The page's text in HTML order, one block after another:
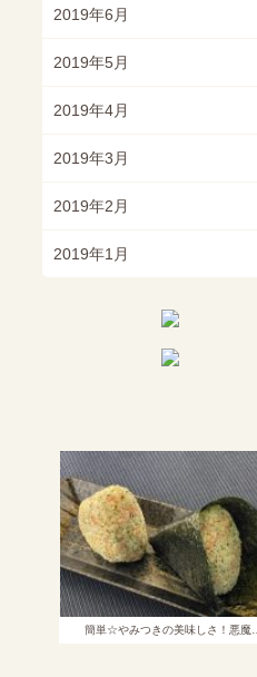
2019年6月
2019年5月
2019年4月
2019年3月
2019年2月
2019年1月
簡単☆やみつきの美味しさ！悪魔…